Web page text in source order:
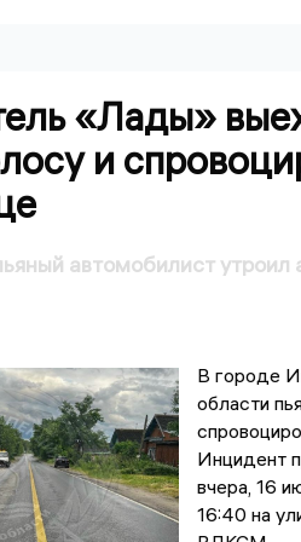
«Лады»
и
автомобилист утроил
В городе
области
Инцидент
вчера, 16
16:40 на